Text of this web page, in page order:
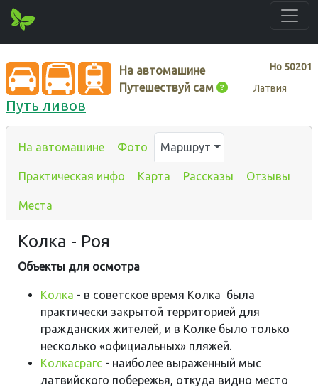
Нo 50201
На автомашине
Путешествуй сам
Латвия
Путь ливов
На автомашине Фото Маршрут
Практическая инфо Карта Рассказы Отзывы
Места
Колка - Роя
Объекты для осмотра
Колка - в советское время Колка былa
практически закрытой территорией для
гражданских жителей, и в Колке было только
несколько «официальных» пляжей.
Колкасрагс - наиболее выраженный мыс
латвийского побережья, откуда видно место